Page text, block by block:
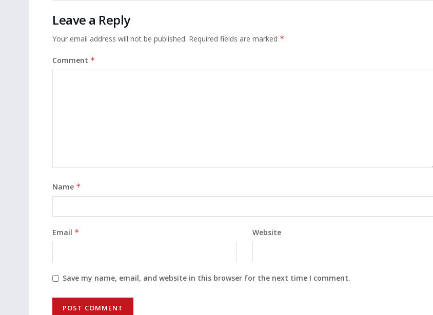
Leave a Reply
Your email address will not be published. Required fields are marked *
Comment *
Name *
Email * Website
Save my name, email, and website in this browser for the next time I comment.